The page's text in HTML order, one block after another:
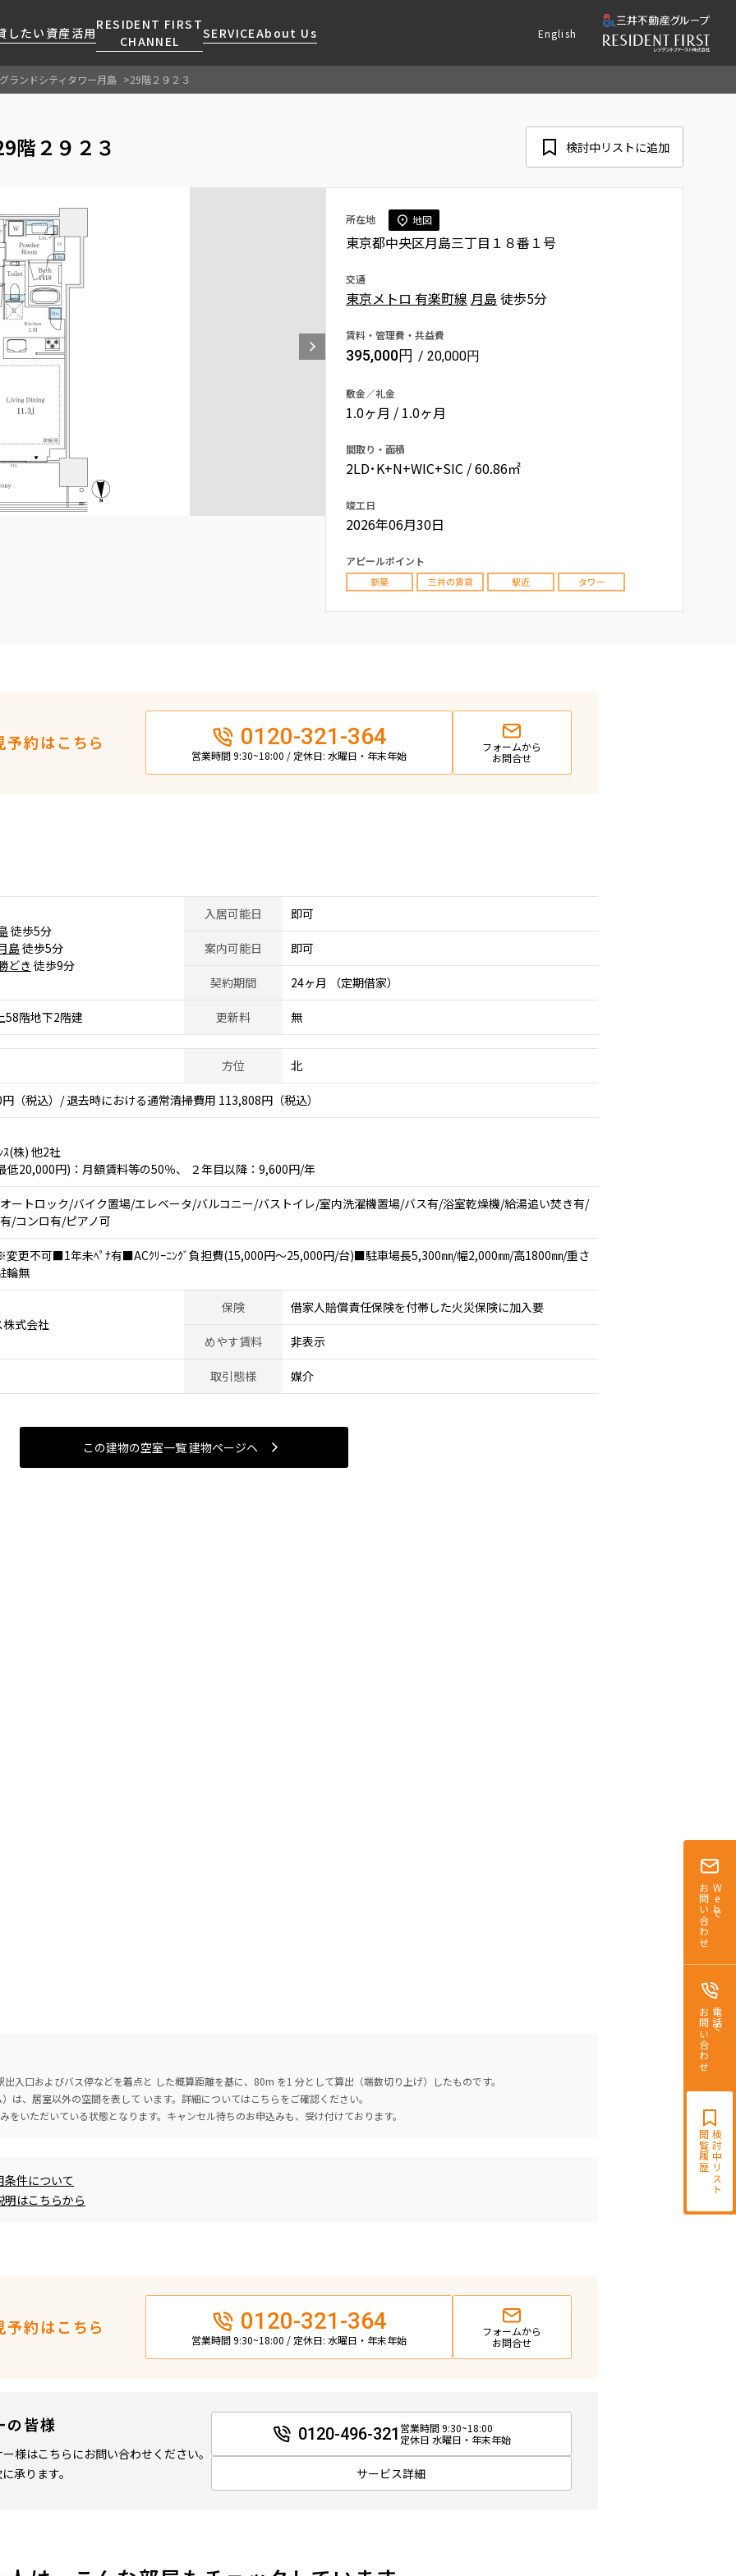
したい 資産活用
RESIDENT FIRST
CHANNEL
SERVICEAbout Us
会社情報
採用情報
ニュースリリース
お問い合わせ
人気エリアから探す
駅・沿線から探す
地図から探す
キーワードから探す
新着情報から探す
ニュースから探す
新着募集情報
当社限定(港区・渋谷区以外)
お問い合わせ
お問い合わせ
マンションレポート
住まいのコラム
RESIDENT FIRST
MEMBERS登録
会員ページ
ご入居・提携サービス
お部屋探しからご契約まで
よくあるご質問
社宅紹介
【仲介会社様向け】当社仲介
事業部取り扱い物件入居申
English
Webで
お問い合わせ
電話で
お問い合わせ
検討中リスト
閲覧履歴
グランドシティタワー月島 29階２９２３
階２９２３ 検討中リストに追加
所在地 地図
東京都中央区月島三丁目１８番１号
交通
東京メトロ 有楽町線 月島徒歩5分
賃料・管理費・共益費
395,000円 / 20,000円
敷金／礼金
1.0ヶ月 / 1.0ヶ月
間取り・面積
2LD･K+N+WIC+SIC / 60.86㎡
竣工日
2026年06月30日
アピールポイント
新築 三井の賃貸 駅近 タワー
約はこちら 0120-321-364
営業時間 9:30~18:00 / 定休日: 水曜日・年末年始
フォームから
お問合せ
徒歩5分
島徒歩5分
どき 徒歩9分
入居可能日 即可
案内可能日 即可
契約期間 24ヶ月 （定期借家）
58階地下2階建 更新料 無
方位 北
（税込）/ 退去時における通常清掃費用 113,808円（税込）
ｽ(株) 他2社
低20,000円)：月額賃料等の50％、 ２年目以降：9,600円/年
ートロック/バイク置場/エレベータ/バルコニー/バストイレ/室内洗濯機置場/バス有/浴室乾燥機/給湯追い焚き有/
/コンロ有/ピアノ可
更不可■1年未ﾍﾟﾅ有■ACｸﾘｰﾆﾝｸﾞ負担費(15,000円～25,000円/台)■駐車場長5,300㎜/幅2,000㎜/高1800㎜/重さ
輪無
式会社
保険 借家人賠償責任保険を付帯した火災保険に加入要
めやす賃料 非表示
取引態様 媒介
この建物の空室一覧 建物ページヘ
入口およびバス停などを着点と した概算距離を基に、80m を1 分として算出（端数切り上げ）したものです。
は、居室以外の空間を表して います。詳細についてはこちらをご確認ください。
をいただいている状態となります。キャンセル待ちのお申込みも、受け付けております。
件について
はこちらから
約はこちら 0120-321-364
営業時間 9:30~18:00 / 定休日: 水曜日・年末年始
フォームから
お問合せ
の皆様
様はこちらにお問い合わせください。
承ります。
0120-496-321 営業時間 9:30~18:00
定休日 水曜日・年末年始
サービス詳細